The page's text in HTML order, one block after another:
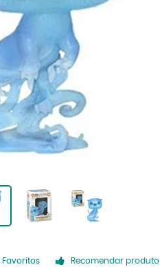
Recomendar produto